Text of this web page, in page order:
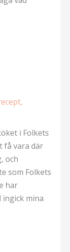
,
i Folkets
få vara där
och
som Folkets
har
ingick mina